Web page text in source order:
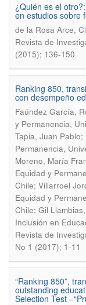
¿Quién es el
en estudios sobre
de la Rosa Arce,
Revista de
(2015); 136-150
Ranking 850,
con desempeño
Faúndez García,
y Permanencia,
Tapia, Juan
Permanencia,
Moreno, María
Equidad y
Chile; Villarroel
Equidad y
Chile; Gil
Inclusión en
Revista de
No 1 (2017); 1-11
“Ranking 850”,
outstanding
Selection Test